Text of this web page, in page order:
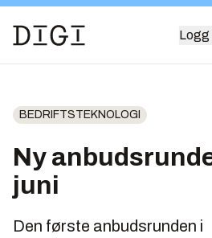
Logg
BEDRIFTSTEKNOLOGI
Ny
juni
Den første anbudsrunden i